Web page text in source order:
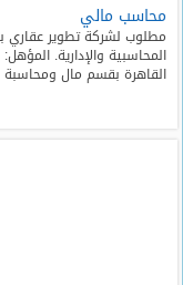
محاسب مالي
القاهرة بقسم مال ومحاسبة